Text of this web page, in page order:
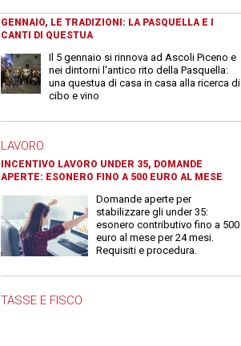
GENNAIO, LE TRADIZIONI: LA PASQUELLA E I
CANTI DI QUESTUA
Il 5 gennaio si rinnova ad Ascoli Piceno e
nei dintorni l'antico rito della Pasquella:
una questua di casa in casa alla ricerca di
cibo e vino
LAVORO
INCENTIVO LAVORO UNDER 35, DOMANDE
APERTE: ESONERO FINO A 500 EURO AL MESE
Domande aperte per
stabilizzare gli under 35:
esonero contributivo fino a 500
euro al mese per 24 mesi.
Requisiti e procedura.
TASSE E FISCO